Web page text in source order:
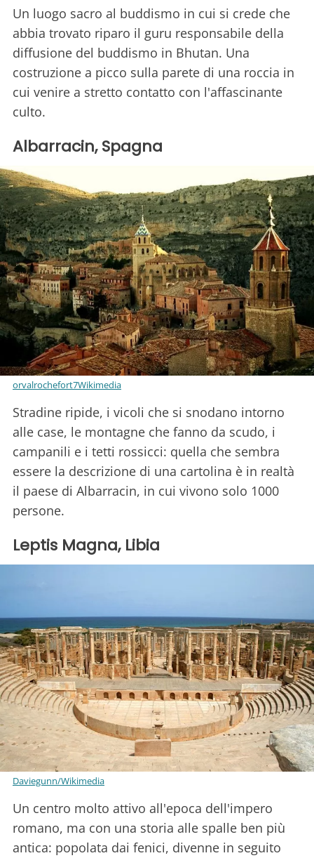
Un luogo sacro al buddismo in cui si crede che
abbia trovato riparo il guru responsabile della
diffusione del buddismo in Bhutan. Una
costruzione a picco sulla parete di una roccia in
cui venire a stretto contatto con l'affascinante
culto.
Albarracin, Spagna
orvalrochefort7Wikimedia
Stradine ripide, i vicoli che si snodano intorno
alle case, le montagne che fanno da scudo, i
campanili e i tetti rossicci: quella che sembra
essere la descrizione di una cartolina è in realtà
il paese di Albarracin, in cui vivono solo 1000
persone.
Leptis Magna, Libia
Daviegunn/Wikimedia
Un centro molto attivo all'epoca dell'impero
romano, ma con una storia alle spalle ben più
antica: popolata dai fenici, divenne in seguito